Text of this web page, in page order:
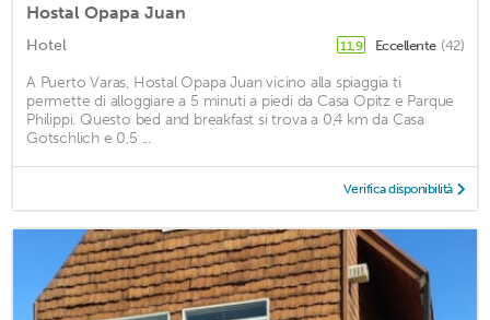
Hostal Opapa Juan
Hotel 11,9 Eccellente (42)
A Puerto Varas, Hostal Opapa Juan vicino alla spiaggia ti
permette di alloggiare a 5 minuti a piedi da Casa Opitz e Parque
Philippi. Questo bed and breakfast si trova a 0,4 km da Casa
Gotschlich e 0,5 ...
Verifica disponibilità